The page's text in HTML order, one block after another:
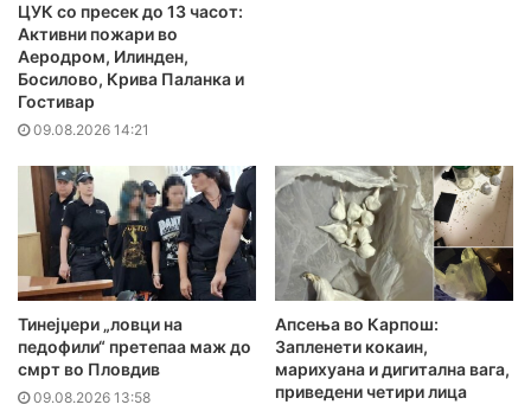
ЦУК со пресек до 13 часот:
Активни пожари во
Аеродром, Илинден,
Босилово, Крива Паланка и
Гостивар
09.08.2026 14:21
Тинејџери „ловци на
педофили“ претепаа маж до
смрт во Пловдив
09.08.2026 13:58
Апсења во Карпош:
Запленети кокаин,
марихуана и дигитална вага,
приведени четири лица